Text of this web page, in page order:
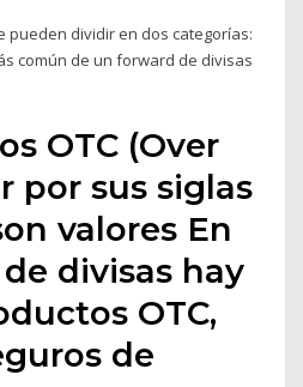
pueden dividir en dos categorías:
común de un forward de divisas
OTC (Over
por sus siglas
valores En
divisas hay
OTC,
de